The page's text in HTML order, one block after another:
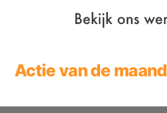
Actie van de maand